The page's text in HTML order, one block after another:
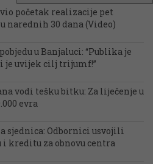
početak realizacije pet
narednih 30 dana (Video)
u Banjaluci: “Publika je
je uvijek cilj trijumf!”
vodi tešku bitku: Za liječenje u
evra
sjednica: Odbornici usvojili
kreditu za obnovu centra